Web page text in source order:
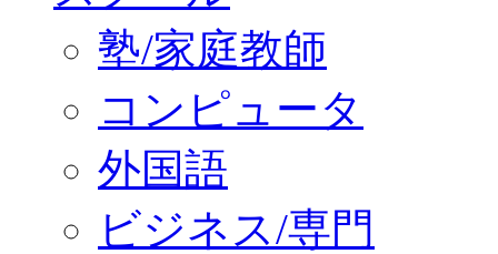
塾/家庭教師
コンピュータ
外国語
ビジネス/専門